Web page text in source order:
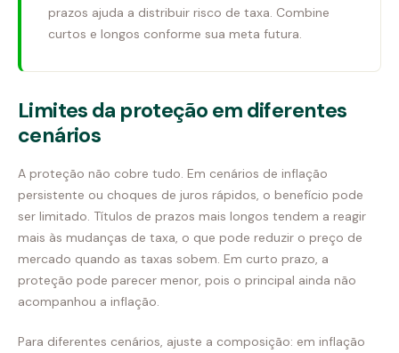
prazos ajuda a distribuir risco de taxa. Combine
curtos e longos conforme sua meta futura.
Limites da proteção em diferentes
cenários
A proteção não cobre tudo. Em cenários de inflação
persistente ou choques de juros rápidos, o benefício pode
ser limitado. Títulos de prazos mais longos tendem a reagir
mais às mudanças de taxa, o que pode reduzir o preço de
mercado quando as taxas sobem. Em curto prazo, a
proteção pode parecer menor, pois o principal ainda não
acompanhou a inflação.
Para diferentes cenários, ajuste a composição: em inflação